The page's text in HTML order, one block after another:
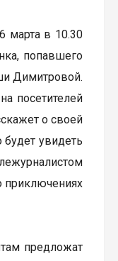
марта в 10.30
попавшего
Димитровой.
посетителей
о своей
увидеть
приключениях
предложат